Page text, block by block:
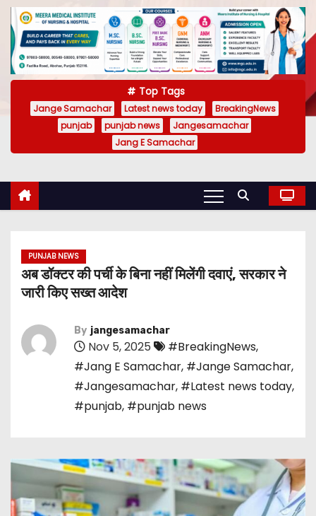
Top Tags
Jange Samachar Latest news today
BreakingNews
punjab
punjab news
Jangesamachar
Jang E Samachar
PUNJAB NEWS
अब डॉक्टर की पर्ची के बिना नहीं मिलेंगी दवाएं, सरकार ने
जारी किए सख्त आदेश
By jangesamachar
Nov 5, 2025 #BreakingNews,
#Jang E Samachar, #Jange Samachar,
#Jangesamachar, #Latest news today,
#punjab, #punjab news